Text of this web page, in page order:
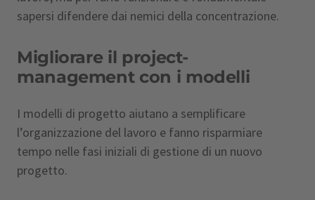
sapersi difendere dai nemici della concentrazione.
Migliorare il project-
management con i modelli
I modelli di progetto aiutano a semplificare
l’organizzazione del lavoro e fanno risparmiare
tempo nelle fasi iniziali di gestione di un nuovo
progetto.